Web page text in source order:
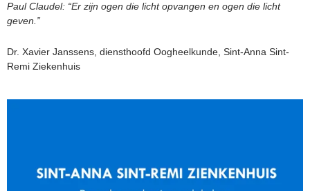
Paul Claudel: “Er zijn ogen die licht opvangen en ogen die licht
geven.”
Dr. Xavier Janssens, diensthoofd Oogheelkunde, Sint-Anna Sint-
Remi Ziekenhuis